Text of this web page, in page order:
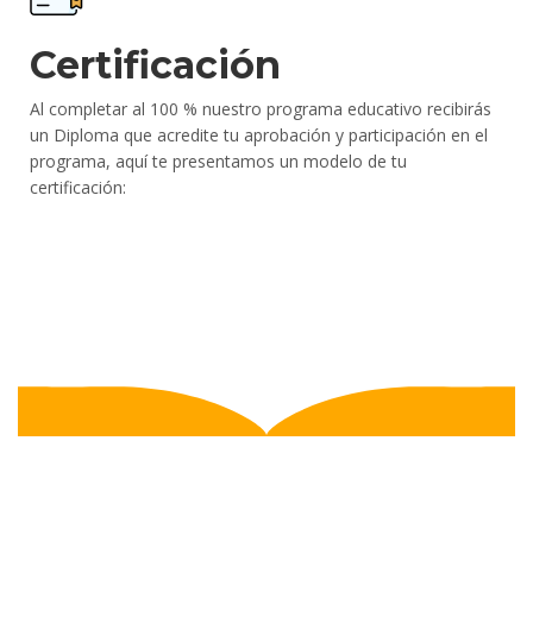
Certificación
Al completar al 100 % nuestro programa educativo recibirás
un Diploma que acredite tu aprobación y participación en el
programa, aquí te presentamos un modelo de tu
certificación: